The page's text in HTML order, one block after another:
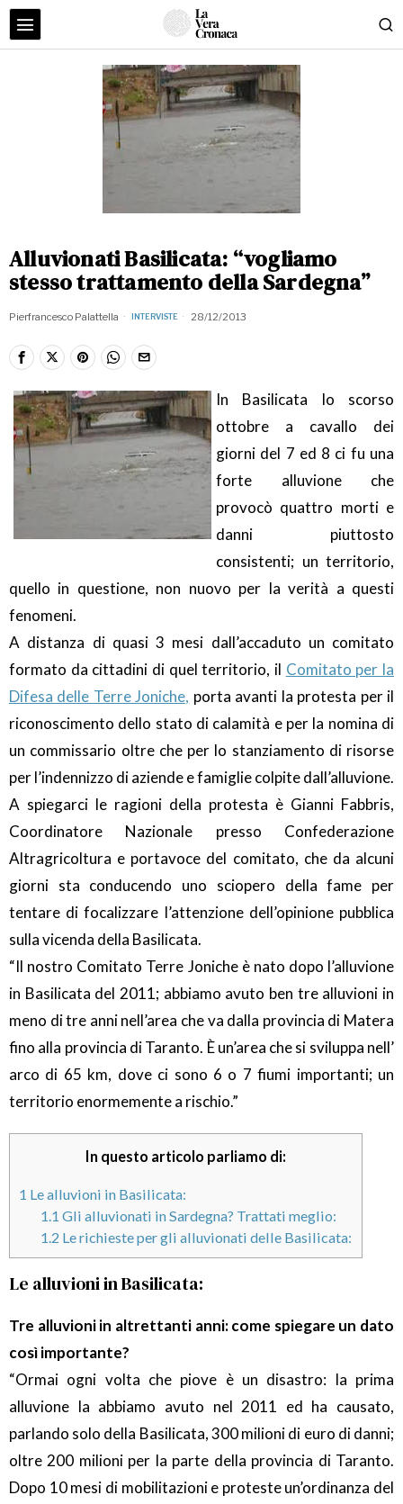
Alluvionati Basilicata: “vogliamo
stesso trattamento della Sardegna”
Pierfrancesco Palattella INTERVISTE 28/12/2013
In Basilicata lo scorso
ottobre a cavallo dei
giorni del 7 ed 8 ci fu una
forte alluvione che
provocò quattro morti e
danni piuttosto
consistenti; un territorio,
quello in questione, non nuovo per la verità a questi
fenomeni.
A distanza di quasi 3 mesi dall’accaduto un comitato
formato da cittadini di quel territorio, il Comitato per la
Difesa delle Terre Joniche, porta avanti la protesta per il
riconoscimento dello stato di calamità e per la nomina di
un commissario oltre che per lo stanziamento di risorse
per l’indennizzo di aziende e famiglie colpite dall’alluvione.
A spiegarci le ragioni della protesta è Gianni Fabbris,
Coordinatore Nazionale presso Confederazione
Altragricoltura e portavoce del comitato, che da alcuni
giorni sta conducendo uno sciopero della fame per
tentare di focalizzare l’attenzione dell’opinione pubblica
sulla vicenda della Basilicata.
“Il nostro Comitato Terre Joniche è nato dopo l’alluvione
in Basilicata del 2011; abbiamo avuto ben tre alluvioni in
meno di tre anni nell’area che va dalla provincia di Matera
fino alla provincia di Taranto. È un’area che si sviluppa nell’
arco di 65 km, dove ci sono 6 o 7 fiumi importanti; un
territorio enormemente a rischio.”
In questo articolo parliamo di:
1 Le alluvioni in Basilicata:
1.1 Gli alluvionati in Sardegna? Trattati meglio:
1.2 Le richieste per gli alluvionati delle Basilicata:
Le alluvioni in Basilicata:
Tre alluvioni in altrettanti anni: come spiegare un dato
così importante?
“Ormai ogni volta che piove è un disastro: la prima
alluvione la abbiamo avuto nel 2011 ed ha causato,
parlando solo della Basilicata, 300 milioni di euro di danni;
oltre 200 milioni per la parte della provincia di Taranto.
Dopo 10 mesi di mobilitazioni e proteste un’ordinanza del